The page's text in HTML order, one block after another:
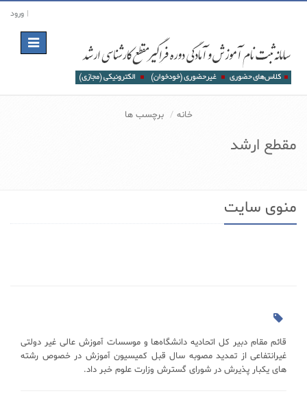
ورود
Toggle
navigation
خانه برچسب ها
مقطع ارشد
منوی سایت
قائم مقام دبیر کل اتحادیه دانشگاه‌ها و موسسات آموزش عالی غیر دولتی
غیرانتفاعی از تمدید مصوبه سال قبل کمیسیون آموزش در خصوص رشته
های یکبار پذیرش در شورای گسترش وزارت علوم خبر داد.